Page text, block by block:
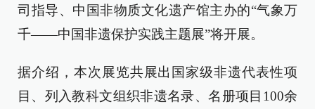
司指导、中国非物质文化遗产馆主办的“气象万
千——中国非遗保护实践主题展”将开展。
据介绍，本次展览共展出国家级非遗代表性项
目、列入教科文组织非遗名录、名册项目100余